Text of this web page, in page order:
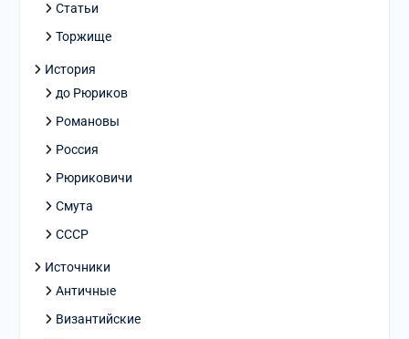
Статьи
Торжище
История
до Рюриков
Романовы
Россия
Рюриковичи
Смута
СССР
Источники
Античные
Византийские